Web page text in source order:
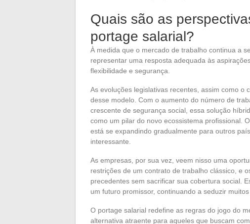
Quais são as
portage salarial?
À medida que o mercado de trabalho continua a
representar uma resposta adequada às
flexibilidade e segurança.
As evoluções legislativas recentes, assim como o
desse modelo. Com o aumento do número de
crescente de segurança social, essa solução
como um pilar do novo ecossistema profissional.
está se expandindo gradualmente para outros
interessante.
As empresas, por sua vez, veem nisso uma
restrições de um contrato de trabalho clássico, e
precedentes sem sacrificar sua cobertura social.
um futuro promissor, continuando a seduzir
O portage salarial redefine as regras do jogo do
alternativa atraente para aqueles que buscam